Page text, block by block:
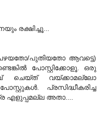
രക്ഷിച്ചൂ...
പുതിയതോ ആവട്ടെ)
പോസ്റ്റിക്കോളൂ. ഒരു
വയ്ക്കാമല്ലോ
പ്രസിദ്ധീകരിച്ച
എളുപ്പമല്ല അതാ....